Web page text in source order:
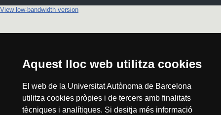
Aquest lloc web utilitza cookies
El web de la Universitat Autònoma de Barcelona
utilitza cookies pròpies i de tercers amb finalitats
tècniques i analítiques. Si desitja més informació
View low-bandwidth version